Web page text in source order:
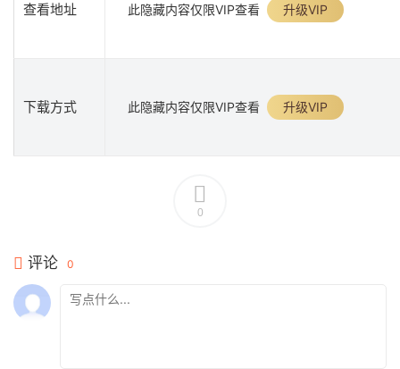
查看地址 此隐藏内容仅限VIP查看 升级VIP
下载方式 此隐藏内容仅限VIP查看 升级VIP
0
评论 0